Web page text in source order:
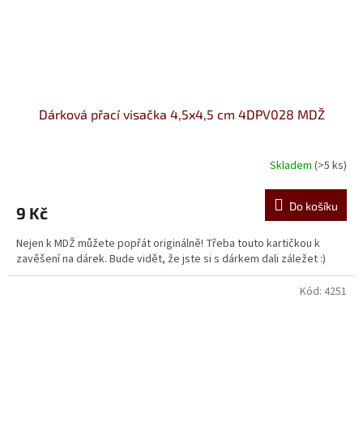
Dárková přací visačka 4,5x4,5 cm 4DPV028 MDŽ
Skladem (>5 ks)
9 Kč Do košíku
Nejen k MDŽ můžete popřát originálně! Třeba touto kartičkou k
zavěšení na dárek. Bude vidět, že jste si s dárkem dali záležet :)
Kód: 4251